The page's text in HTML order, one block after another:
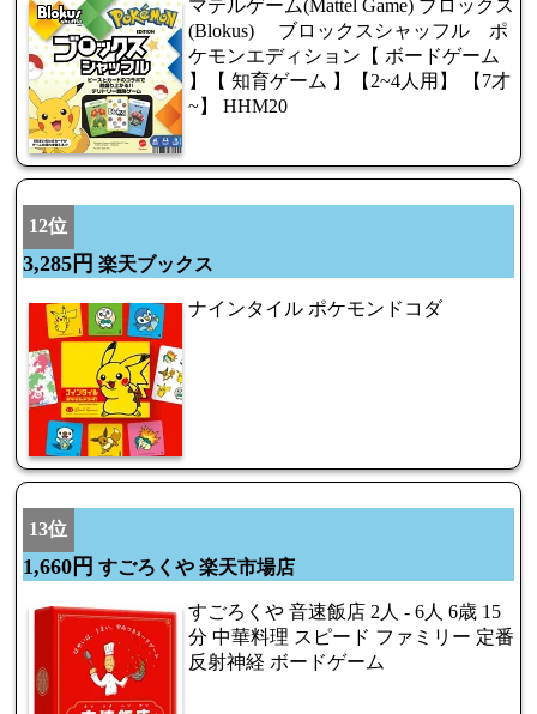
マテルゲーム(Mattel Game) ブロックス
(Blokus) ブロックスシャッフル ポ
ケモンエディション【 ボードゲーム
】【 知育ゲーム 】【2~4人用】 【7才
~】 HHM20
12位
3,285円 楽天ブックス
ナインタイル ポケモンドコダ
13位
1,660円 すごろくや 楽天市場店
すごろくや 音速飯店 2人 - 6人 6歳 15
分 中華料理 スピード ファミリー 定番
反射神経 ボードゲーム